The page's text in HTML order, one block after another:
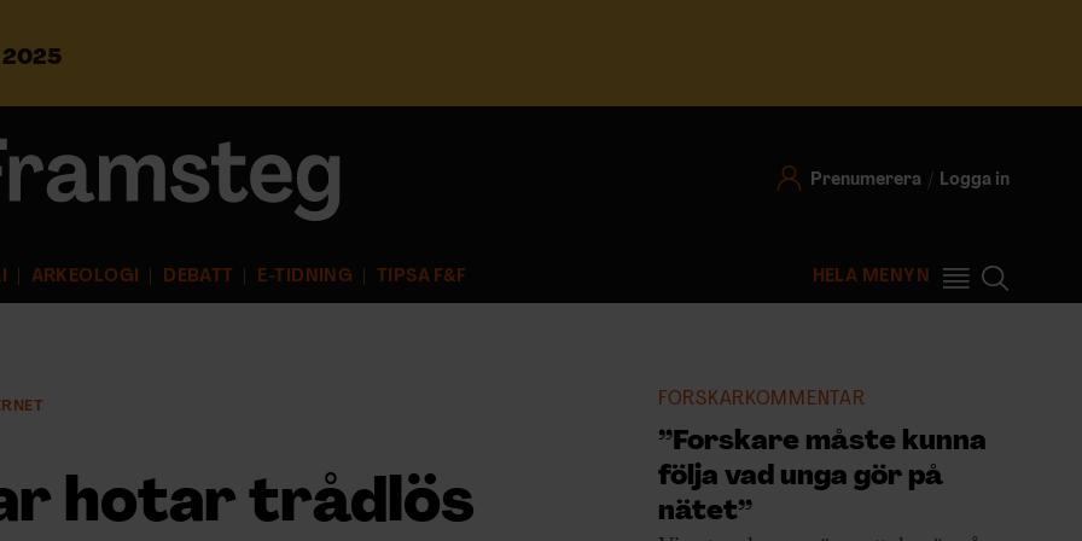
Prenumerera Logga in
ARKEOLOGI DEBATT E-TIDNING TIPSA F&F HELA MENYN
r
hotar trådlös
FORSKARKOMMENTAR
”Forskare måste kunna
följa vad unga gör på
nätet”